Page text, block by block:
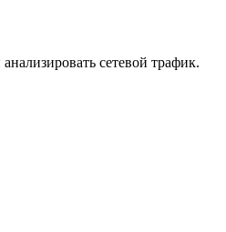
сетевой трафик.